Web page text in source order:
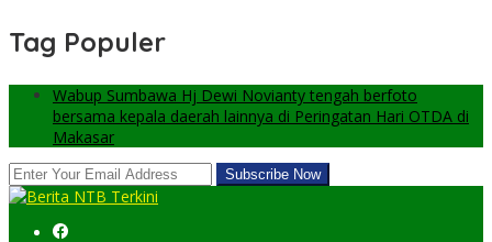
Tag Populer
Wabup Sumbawa Hj Dewi Novianty tengah berfoto
bersama kepala daerah lainnya di Peringatan Hari OTDA di
Makasar